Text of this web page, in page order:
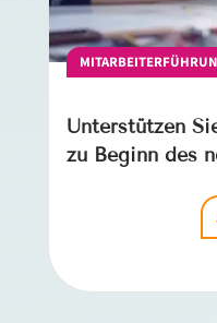
Unterstützen
zu Beginn des